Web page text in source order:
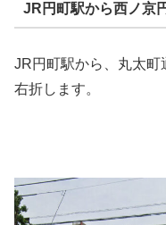
JR円町駅から西ノ京
JR円町駅から、丸太町
右折します。